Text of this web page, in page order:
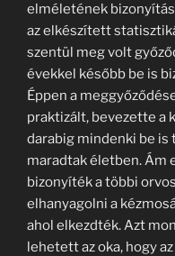
elméletének
az elkészített
szentül meg volt
évekkel később be is
Éppen a
praktizált, bevezette a
darabig mindenki be
maradtak életben. Ám
bizonyíték a többi
elhanyagolni a
ahol elkezdték. Azt
lehetett az oka, hogy